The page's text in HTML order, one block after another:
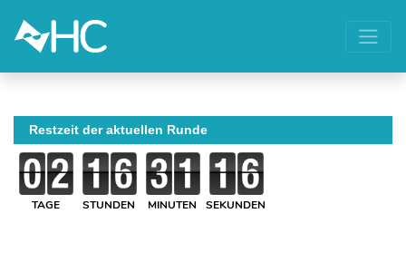
Restzeit der aktuellen Runde
TAGE STUNDEN MINUTEN SEKUNDEN